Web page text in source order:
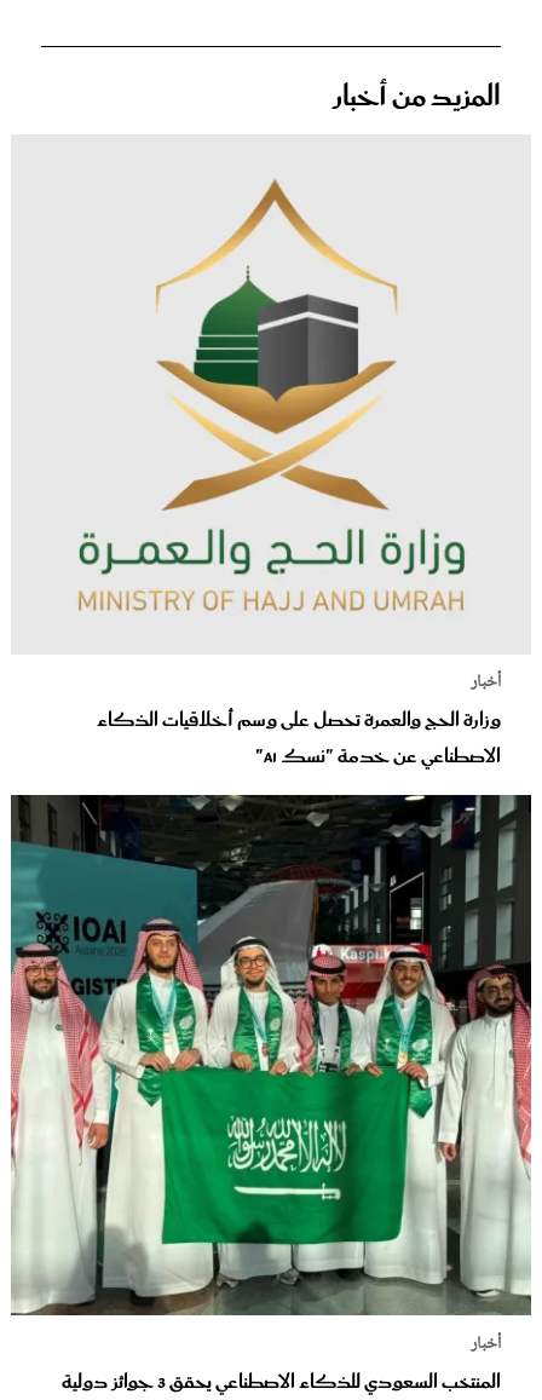
المزيد من أخبار
أخبار
وزارة الحج والعمرة تحصل على وسم أخلاقيات الذكاء
الاصطناعي عن خدمة "نسك AI"
أخبار
المنتخب السعودي للذكاء الاصطناعي يحقق 3 جوائز دولية